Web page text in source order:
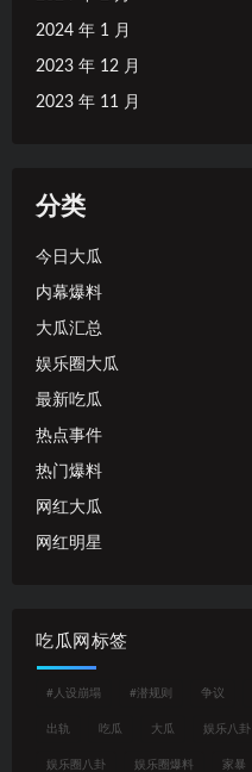
2024 年 1 月
2023 年 12 月
2023 年 11 月
分类
今日大瓜
内幕爆料
大瓜汇总
娱乐圈大瓜
最新吃瓜
热点事件
热门爆料
网红大瓜
网红明星
吃瓜网标签
#人设崩塌 #潜规则 争议
出轨 吃瓜 大瓜 娱乐八卦
娱乐圈八卦 娱乐圈爆料 家暴